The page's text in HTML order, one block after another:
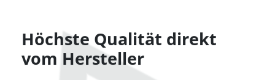
Höchste Qualität direkt
vom Hersteller